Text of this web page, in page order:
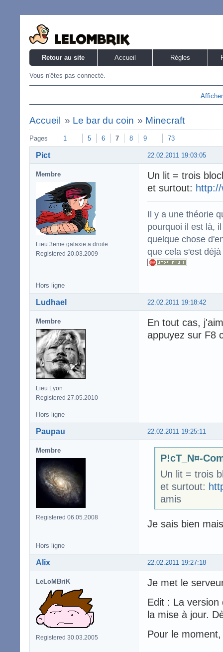
Retour au site Accueil Règles
Vous n'êtes pas connecté.
Accueil » Le bar du coin » Minecraft
Pages 1 5 6 7 8 9 73
22.02.2011 19:03:05
Pict
Membre
Lieu 3eme galaxie a droite
Registered 20.03.2009
Un lit = trois
et surtout:
Il y a une théorie
pourquoi il est là,
quelque chose
que cela s'est
Hors ligne
22.02.2011 19:18:42
Ludhael
Membre
Lieu Lyon
Registered 27.05.2010
En tout cas,
appuyez sur F8
Hors ligne
22.02.2011 19:25:11
Paupau
Membre
Registered 06.05.2008
P!cT_N¤-
Un lit = trois
et surtout:
amis
Je sais bien
Hors ligne
22.02.2011 19:27:18
Alix
LeLoMBriK
Registered 30.03.2005
Je met le
Edit : La version
la mise à jour.
Pour le